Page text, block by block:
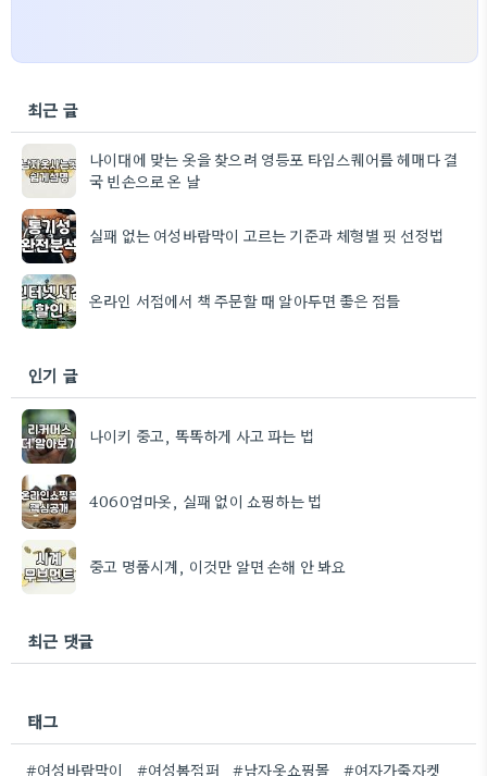
최근 글
나이대에 맞는 옷을 찾으려 영등포 타임스퀘어를 헤매다 결
국 빈손으로 온 날
실패 없는 여성바람막이 고르는 기준과 체형별 핏 선정법
온라인 서점에서 책 주문할 때 알아두면 좋은 점들
인기 글
나이키 중고, 똑똑하게 사고 파는 법
4060엄마옷, 실패 없이 쇼핑하는 법
중고 명품시계, 이것만 알면 손해 안 봐요
최근 댓글
태그
#여성바람막이 #여성봄점퍼 #남자옷쇼핑몰 #여자가죽자켓